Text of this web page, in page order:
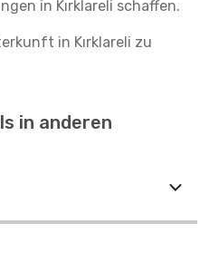
in Kırklareli schaffen.
in Kırklareli zu
in anderen